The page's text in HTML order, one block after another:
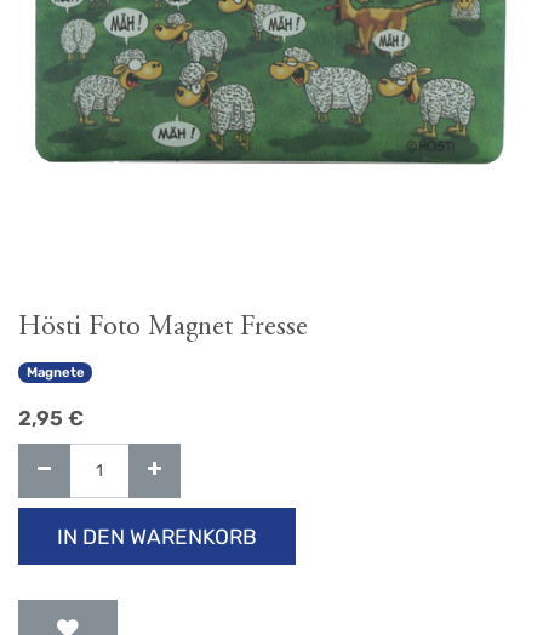
Hösti Foto Magnet Fresse
Magnete
2,95 €
IN DEN WARENKORB